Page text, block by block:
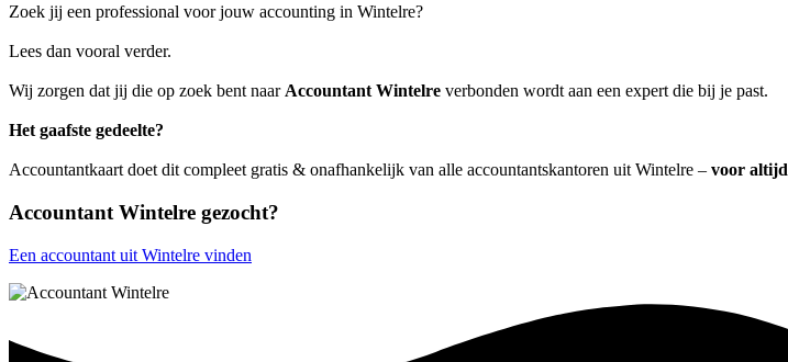
Zoek jij een professional voor jouw accounting in Wintelre?
Lees dan vooral verder.
Wij zorgen dat jij die op zoek bent naar Accountant Wintelre verbonden wordt aan een expert die bij je past.
Het gaafste gedeelte?
Accountantkaart doet dit compleet gratis & onafhankelijk van alle accountantskantoren uit Wintelre – voor altijd
Accountant Wintelre gezocht?
Een accountant uit Wintelre vinden